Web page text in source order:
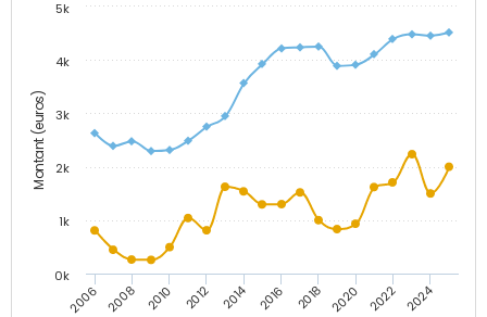
Montant (euros)
2006 2008 2010 2012 2014 2016 2018 2020 2022 2024
0k
1k
2k
3k
4k
5k